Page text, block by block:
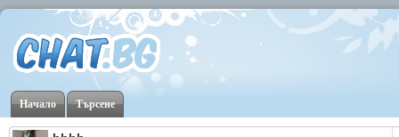
Начало Търсене